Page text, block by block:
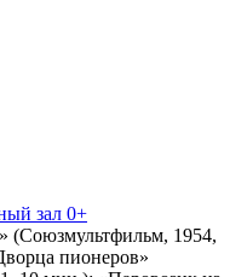
зал 0+
1954,
пионеров»